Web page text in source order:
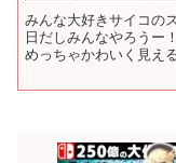
みんな大好きサイコの
日だしみんなやろうー
めっちゃかわいく見え